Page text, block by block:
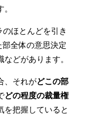
ほとんどを引き
部全体の意思決定
どがあります。
、それがどこの部
どの程度の裁量権
を把握していると